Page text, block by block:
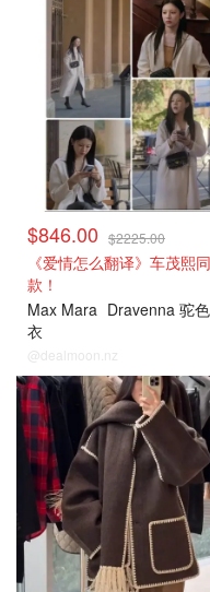
$846.00 $2225.00
《爱情怎么翻译》车茂熙同
款！
Max Mara Dravenna 驼
衣
@dealmoon.nz